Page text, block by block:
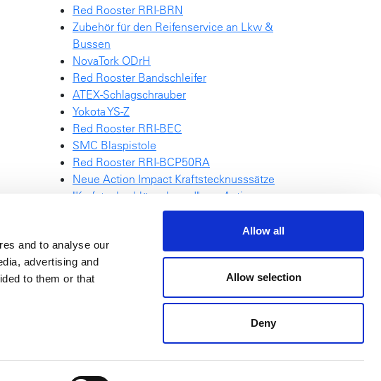
and to analyse our
advertising and
to them or that
Allow all
Allow selection
Deny
Red Rooster RRI-BRN
Zubehör für den Reifenservice an Lkw &
Bussen
NovaTork ODrH
Red Rooster Bandschleifer
ATEX-Schlagschrauber
Yokota YS-Z
Red Rooster RRI-BEC
SMC Blaspistole
Red Rooster RRI-BCP50RA
Neue Action Impact Kraftstecknusssätze
"Krafsteckschlüsselwand" von Action
Hebezugskatalog Deutsch
EML